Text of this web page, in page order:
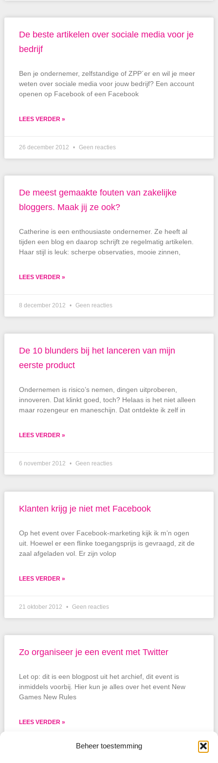
Beheer toestemming
De beste artikelen over sociale media voor je
bedrijf
Ben je ondernemer, zelfstandige of ZPP´er en wil je meer
weten over sociale media voor jouw bedrijf? Een account
openen op Facebook of een Facebook
LEES VERDER »
26 december 2012 Geen reacties
De meest gemaakte fouten van zakelijke
bloggers. Maak jij ze ook?
Catherine is een enthousiaste ondernemer. Ze heeft al
tijden een blog en daarop schrijft ze regelmatig artikelen.
Haar stijl is leuk: scherpe observaties, mooie zinnen,
LEES VERDER »
8 december 2012 Geen reacties
De 10 blunders bij het lanceren van mijn
eerste product
Ondernemen is risico’s nemen, dingen uitproberen,
innoveren. Dat klinkt goed, toch? Helaas is het niet alleen
maar rozengeur en maneschijn. Dat ontdekte ik zelf in
LEES VERDER »
6 november 2012 Geen reacties
Klanten krijg je niet met Facebook
Op het event over Facebook-marketing kijk ik m’n ogen
uit. Hoewel er een flinke toegangsprijs is gevraagd, zit de
zaal afgeladen vol. Er zijn volop
LEES VERDER »
21 oktober 2012 Geen reacties
Zo organiseer je een event met Twitter
Let op: dit is een blogpost uit het archief, dit event is
inmiddels voorbij. Hier kun je alles over het event New
Games New Rules
LEES VERDER »
Geen reacties